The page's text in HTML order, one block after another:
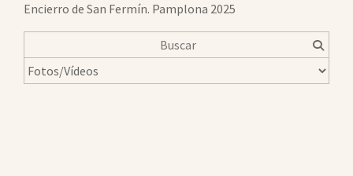
Encierro de San Fermín. Pamplona 2025